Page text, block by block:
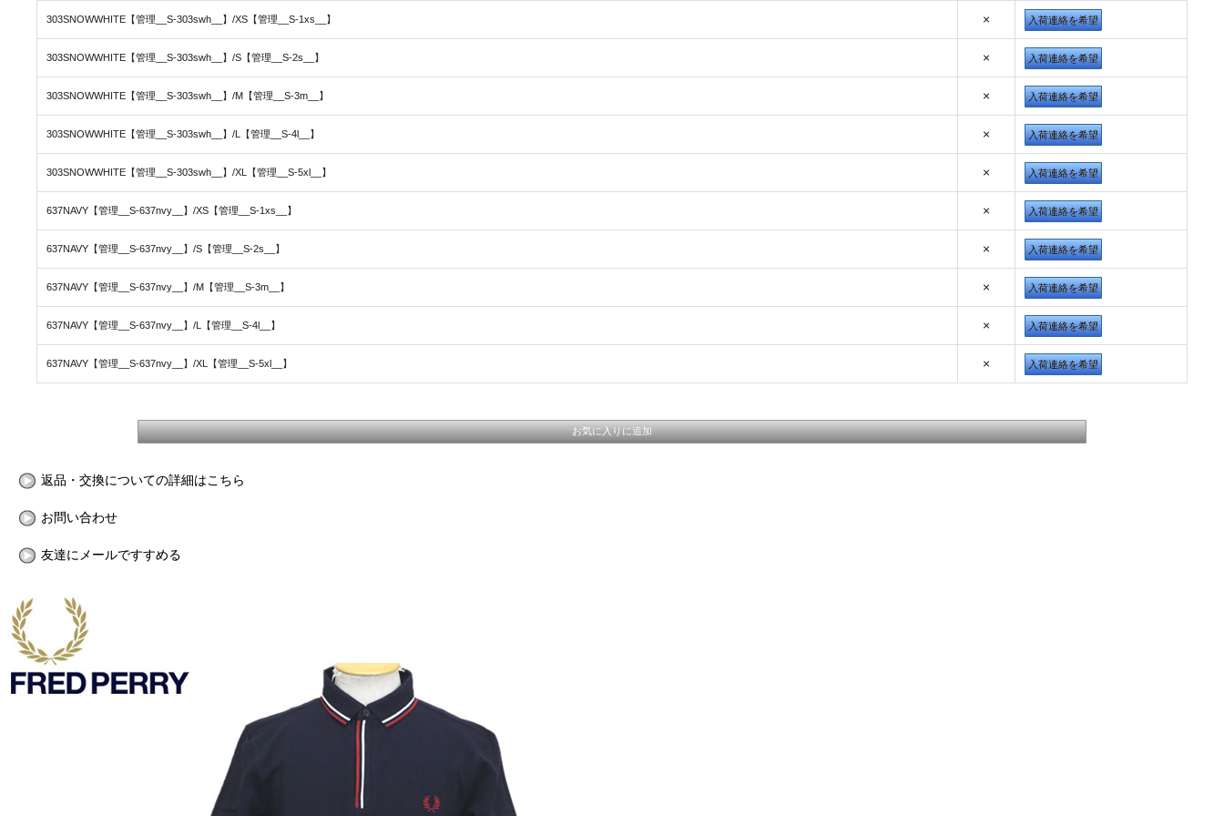
303SNOWWHITE【管理__S-303swh__】/XS【管理__S-1xs__】 × 入荷連絡を希望
303SNOWWHITE【管理__S-303swh__】/S【管理__S-2s__】 × 入荷連絡を希望
303SNOWWHITE【管理__S-303swh__】/M【管理__S-3m__】 × 入荷連絡を希望
303SNOWWHITE【管理__S-303swh__】/L【管理__S-4l__】 × 入荷連絡を希望
303SNOWWHITE【管理__S-303swh__】/XL【管理__S-5xl__】 × 入荷連絡を希望
637NAVY【管理__S-637nvy__】/XS【管理__S-1xs__】 × 入荷連絡を希望
637NAVY【管理__S-637nvy__】/S【管理__S-2s__】 × 入荷連絡を希望
637NAVY【管理__S-637nvy__】/M【管理__S-3m__】 × 入荷連絡を希望
637NAVY【管理__S-637nvy__】/L【管理__S-4l__】 × 入荷連絡を希望
637NAVY【管理__S-637nvy__】/XL【管理__S-5xl__】 × 入荷連絡を希望
返品・交換についての詳細はこちら
お問い合わせ
友達にメールですすめる